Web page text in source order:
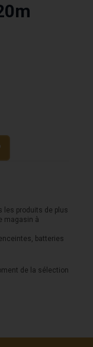
les produits de plus
magasin à
batteries
de la sélection